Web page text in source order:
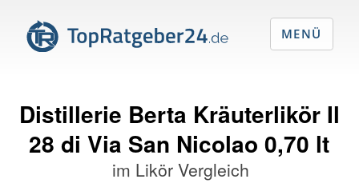
Distillerie Berta Kräuterlikör Il
28 di Via San Nicolao 0,70 lt
im Likör Vergleich
MENÜ